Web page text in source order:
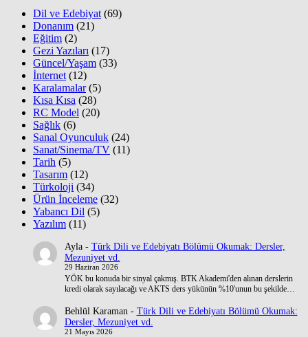
Dil ve Edebiyat (69)
Donanım (21)
Eğitim (2)
Gezi Yazıları (17)
Güncel/Yaşam (33)
İnternet (12)
Karalamalar(5)
Kısa Kısa (28)
RC Model (20)
Sağlık (6)
Sanal Oyunculuk (24)
Sanat/Sinema/TV (11)
Tarih (5)
Tasarım (12)
Türkoloji (34)
Ürün İnceleme (32)
Yabancı Dil (5)
Yazılım (11)
Ayla- Türk Dili ve Edebiyatı Bölümü Okumak: Dersler,
Mezuniyet vd.
29 Haziran 2026
YÖK bu konuda bir sinyal çakmış. BTK Akademi'den alınan derslerin
kredi olarak sayılacağı ve AKTS ders yükünün %10'unun bu şekilde…
Behlül Karaman- Türk Dili ve Edebiyatı Bölümü Okumak:
Dersler, Mezuniyet vd.
21 Mayıs 2026